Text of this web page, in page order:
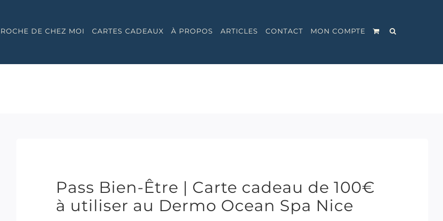
DE CHEZ MOI CARTES CADEAUX À PROPOS ARTICLES CONTACT MON COMPTE
Pass Bien-Être | Carte cadeau de 100€
à utiliser au Dermo Ocean Spa Nice